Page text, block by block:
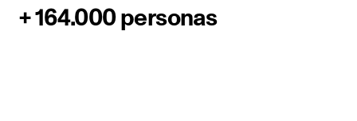
+ 164.000 personas